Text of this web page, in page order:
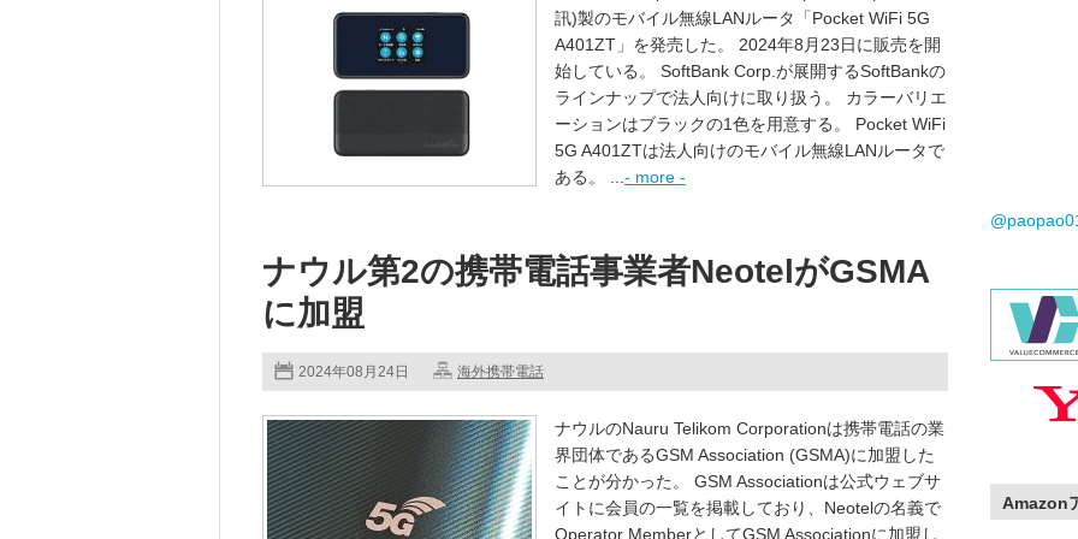
訊)製のモバイル無線LANルータ「Pocket WiFi 5G
A401ZT」を発売した。 2024年8月23日に販売を開
始している。 SoftBank Corp.が展開するSoftBankの
ラインナップで法人向けに取り扱う。 カラーバリエ
ーションはブラックの1色を用意する。 Pocket WiFi
5G A401ZTは法人向けのモバイル無線LANルータで
ある。 ... - more -
ナウル第2の携帯電話事業者NeotelがGSMA
に加盟
2024年08月24日 海外携帯電話
ナウルのNauru Telikom Corporationは携帯電話の業
界団体であるGSM Association (GSMA)に加盟した
ことが分かった。 GSM Associationは公式ウェブサ
イトに会員の一覧を掲載しており、Neotelの名義で
Operator MemberとしてGSM Associationに加盟し
Amazon